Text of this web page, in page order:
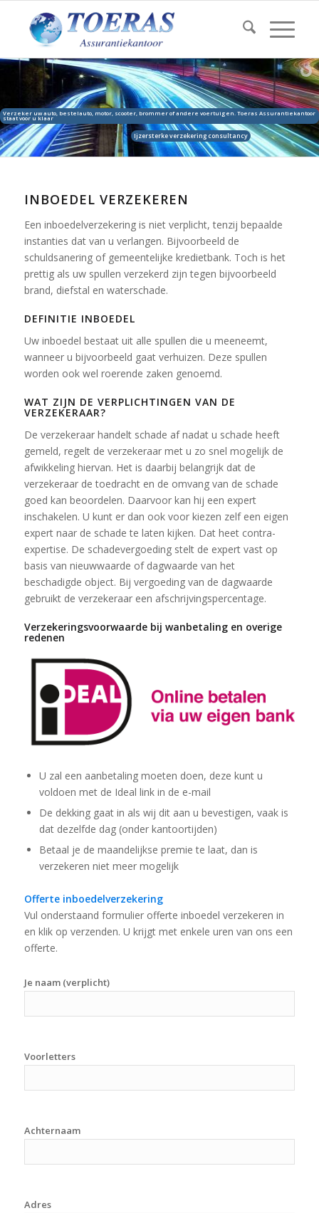
Ijzersterke verzekering consultancy
Verzeker uw auto, bestelauto, motor, scooter, brommer of andere voertuigen. Toeras Assurantiekantoor
staat voor u klaar
INBOEDEL VERZEKEREN
Een inboedelverzekering is niet verplicht, tenzij bepaalde
instanties dat van u verlangen. Bijvoorbeeld de
schuldsanering of gemeentelijke kredietbank. Toch is het
prettig als uw spullen verzekerd zijn tegen bijvoorbeeld
brand, diefstal en waterschade.
DEFINITIE INBOEDEL
Uw inboedel bestaat uit alle spullen die u meeneemt,
wanneer u bijvoorbeeld gaat verhuizen. Deze spullen
worden ook wel roerende zaken genoemd.
WAT ZIJN DE VERPLICHTINGEN VAN DE
VERZEKERAAR?
De verzekeraar handelt schade af nadat u schade heeft
gemeld, regelt de verzekeraar met u zo snel mogelijk de
afwikkeling hiervan. Het is daarbij belangrijk dat de
verzekeraar de toedracht en de omvang van de schade
goed kan beoordelen. Daarvoor kan hij een expert
inschakelen. U kunt er dan ook voor kiezen zelf een eigen
expert naar de schade te laten kijken. Dat heet contra-
expertise. De schadevergoeding stelt de expert vast op
basis van nieuwwaarde of dagwaarde van het
beschadigde object. Bij vergoeding van de dagwaarde
gebruikt de verzekeraar een afschrijvingspercentage.
Verzekeringsvoorwaarde bij wanbetaling en overige
redenen
U zal een aanbetaling moeten doen, deze kunt u
voldoen met de Ideal link in de e-mail
De dekking gaat in als wij dit aan u bevestigen, vaak is
dat dezelfde dag (onder kantoortijden)
Betaal je de maandelijkse premie te laat, dan is
verzekeren niet meer mogelijk
Offerte inboedelverzekering
Vul onderstaand formulier offerte inboedel verzekeren in
en klik op verzenden. U krijgt met enkele uren van ons een
offerte.
Je naam (verplicht)
Voorletters
Achternaam
Adres